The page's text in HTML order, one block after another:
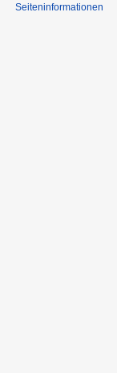
Seiten­informationen